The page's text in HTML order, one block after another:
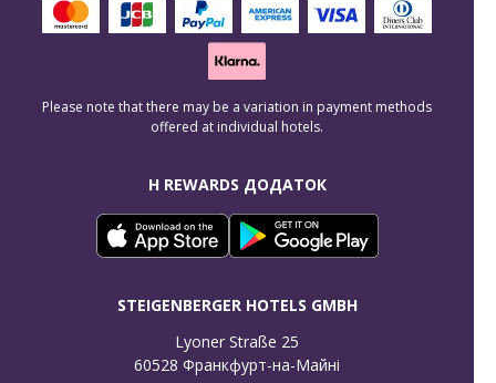
H REWARDS ДОДАТОК
STEIGENBERGER HOTELS GMBH
Lyoner Straße 25
60528 Франкфурт-на-Майні
Please note that there may be a variation in payment methods
offered at individual hotels.